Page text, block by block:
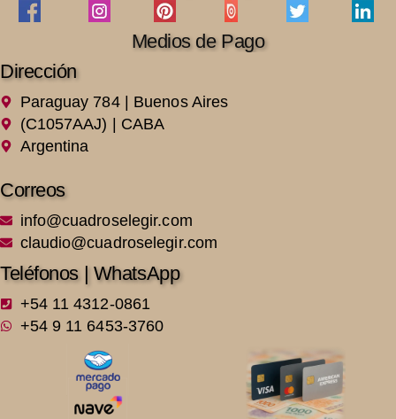
Medios de Pago
Dirección
Paraguay 784 | Buenos Aires
(C1057AAJ) | CABA
Argentina
Correos
info@cuadroselegir.com
claudio@cuadroselegir.com
Teléfonos | WhatsApp
+54 11 4312-0861
+54 9 11 6453-3760